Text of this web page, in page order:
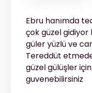
Ebru hanımda
çok güzel gidiyor
güler yüzlü ve
Tereddüt
güzel gülüşler
guvenebilirsiniz